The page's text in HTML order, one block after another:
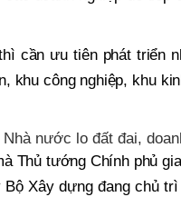
cần ưu tiên phát triển
khu công nghiệp, khu
nước lo đất đai,
Thủ tướng Chính phủ
Bộ Xây dựng đang chủ